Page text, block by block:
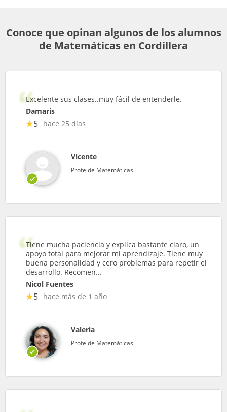
Conoce que opinan algunos de los alumnos
de Matemáticas en Cordillera
Excelente sus clases..muy fácil de entenderle.
Damaris
5 hace 25 días
Vicente
Profe de Matemáticas
Tiene mucha paciencia y explica bastante claro, un
apoyo total para mejorar mi aprendizaje. Tiene muy
buena personalidad y cero problemas para repetir el
desarrollo. Recomen...
Nicol Fuentes
5 hace más de 1 año
Valeria
Profe de Matemáticas